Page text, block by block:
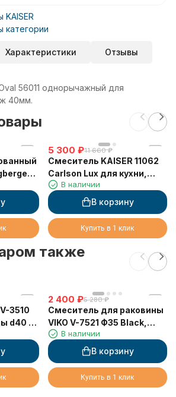
категории
Характеристики Отзывы
56011 однорычажный для
40мм.
5 300 ₽11 660 ₽
Смеситель KAISER 11062
Carlson Lux для кухни,
хромВ наличии
В корзину
Купить в 1 клик
также
3510
d40 с
2 400 ₽5 280 ₽
Смеситель для раковины
VIKO V-7521 Ф35 Black,
латунь
В наличии
В корзину
Купить в 1 клик